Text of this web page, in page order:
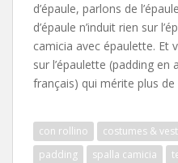
d’épaule, parlons de
d’épaule n’induit rien sur
camicia avec épaulette. Et
sur l’épaulette (padding en
français) qui mérite plus
con rollino costumes &
padding
spalla camicia